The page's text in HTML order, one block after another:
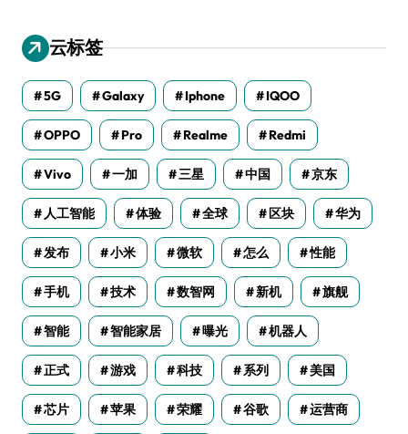
云标签
5G Galaxy Iphone IQOO
OPPO Pro Realme Redmi
Vivo 一加 三星 中国 京东
人工智能 体验 全球 区块 华为
发布 小米 微软 怎么 性能
手机 技术 数智网 新机 旗舰
智能 智能家居 曝光 机器人
正式 游戏 科技 系列 美国
芯片 苹果 荣耀 谷歌 运营商